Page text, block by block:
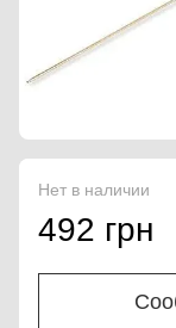
Нет в наличии
492 грн